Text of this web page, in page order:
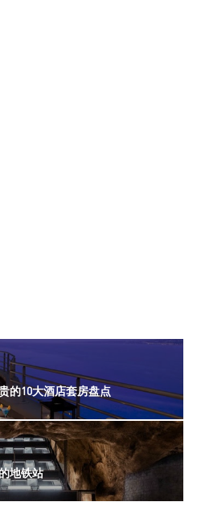
的10大酒店套房盘点
地铁站